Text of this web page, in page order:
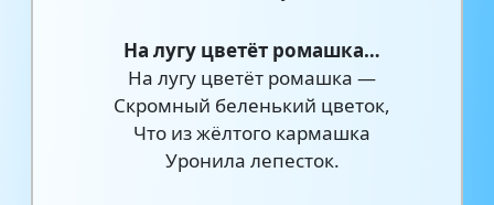
На лугу цветёт ромашка…
На лугу цветёт ромашка —
Скромный беленький цветок,
Что из жёлтого кармашка
Уронила лепесток.